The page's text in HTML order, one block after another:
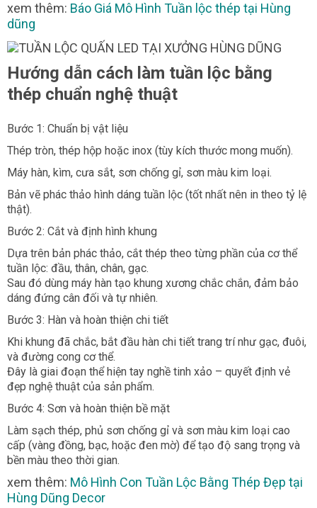
xem thêm: Báo Giá Mô Hình Tuần lộc thép tại Hùng
dũng
Hướng dẫn cách làm tuần lộc bằng
thép chuẩn nghệ thuật
Bước 1: Chuẩn bị vật liệu
Thép tròn, thép hộp hoặc inox (tùy kích thước mong muốn).
Máy hàn, kìm, cưa sắt, sơn chống gỉ, sơn màu kim loại.
Bản vẽ phác thảo hình dáng tuần lộc (tốt nhất nên in theo tỷ lệ
thật).
Bước 2: Cắt và định hình khung
Dựa trên bản phác thảo, cắt thép theo từng phần của cơ thể
tuần lộc: đầu, thân, chân, gạc.
Sau đó dùng máy hàn tạo khung xương chắc chắn, đảm bảo
dáng đứng cân đối và tự nhiên.
Bước 3: Hàn và hoàn thiện chi tiết
Khi khung đã chắc, bắt đầu hàn chi tiết trang trí như gạc, đuôi,
và đường cong cơ thể.
Đây là giai đoạn thể hiện tay nghề tinh xảo – quyết định vẻ
đẹp nghệ thuật của sản phẩm.
Bước 4: Sơn và hoàn thiện bề mặt
Làm sạch thép, phủ sơn chống gỉ và sơn màu kim loại cao
cấp (vàng đồng, bạc, hoặc đen mờ) để tạo độ sang trọng và
bền màu theo thời gian.
xem thêm: Mô Hình Con Tuần Lộc Bằng Thép Đẹp tại
Hùng Dũng Decor